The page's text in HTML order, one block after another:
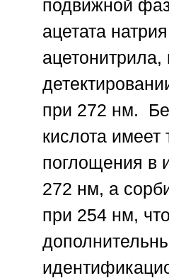
подвижной
ацетата
ацетонитрила,
при 272 нм.
кислота
поглощения в
272 нм, а
при 254 нм,